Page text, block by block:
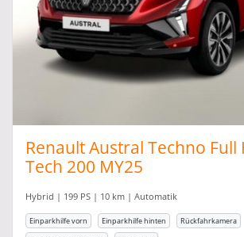
Renault Austral Techno Full
Tech 200 MY25
Hybrid | 199 PS | 10 km | Automatik
Einparkhilfe vorn Einparkhilfe hinten
Rückfahrkamera